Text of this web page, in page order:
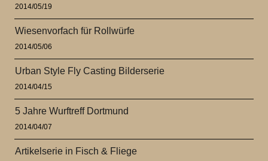
2014/05/19
Wiesenvorfach für Rollwürfe
2014/05/06
Urban Style Fly Casting Bilderserie
2014/04/15
5 Jahre Wurftreff Dortmund
2014/04/07
Artikelserie in Fisch & Fliege